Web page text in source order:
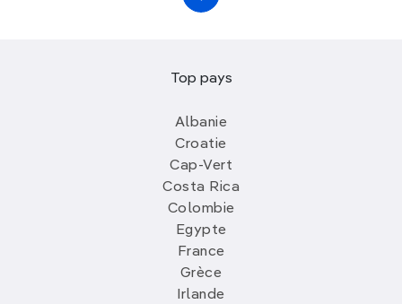
Top pays
Albanie
Croatie
Cap-Vert
Costa Rica
Colombie
Egypte
France
Grèce
Irlande